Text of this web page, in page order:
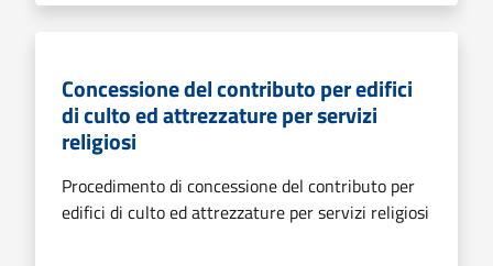
Concessione del contributo per edifici
di culto ed attrezzature per servizi
religiosi
Procedimento di concessione del contributo per
edifici di culto ed attrezzature per servizi religiosi